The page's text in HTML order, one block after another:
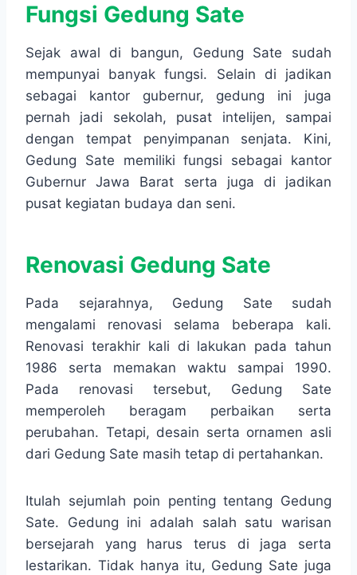
Fungsi Gedung Sate
Sejak awal di bangun, Gedung Sate sudah
mempunyai banyak fungsi. Selain di jadikan
sebagai kantor gubernur, gedung ini juga
pernah jadi sekolah, pusat intelijen, sampai
dengan tempat penyimpanan senjata. Kini,
Gedung Sate memiliki fungsi sebagai kantor
Gubernur Jawa Barat serta juga di jadikan
pusat kegiatan budaya dan seni.
Renovasi Gedung Sate
Pada sejarahnya, Gedung Sate sudah
mengalami renovasi selama beberapa kali.
Renovasi terakhir kali di lakukan pada tahun
1986 serta memakan waktu sampai 1990.
Pada renovasi tersebut, Gedung Sate
memperoleh beragam perbaikan serta
perubahan. Tetapi, desain serta ornamen asli
dari Gedung Sate masih tetap di pertahankan.
Itulah sejumlah poin penting tentang Gedung
Sate. Gedung ini adalah salah satu warisan
bersejarah yang harus terus di jaga serta
lestarikan. Tidak hanya itu, Gedung Sate juga